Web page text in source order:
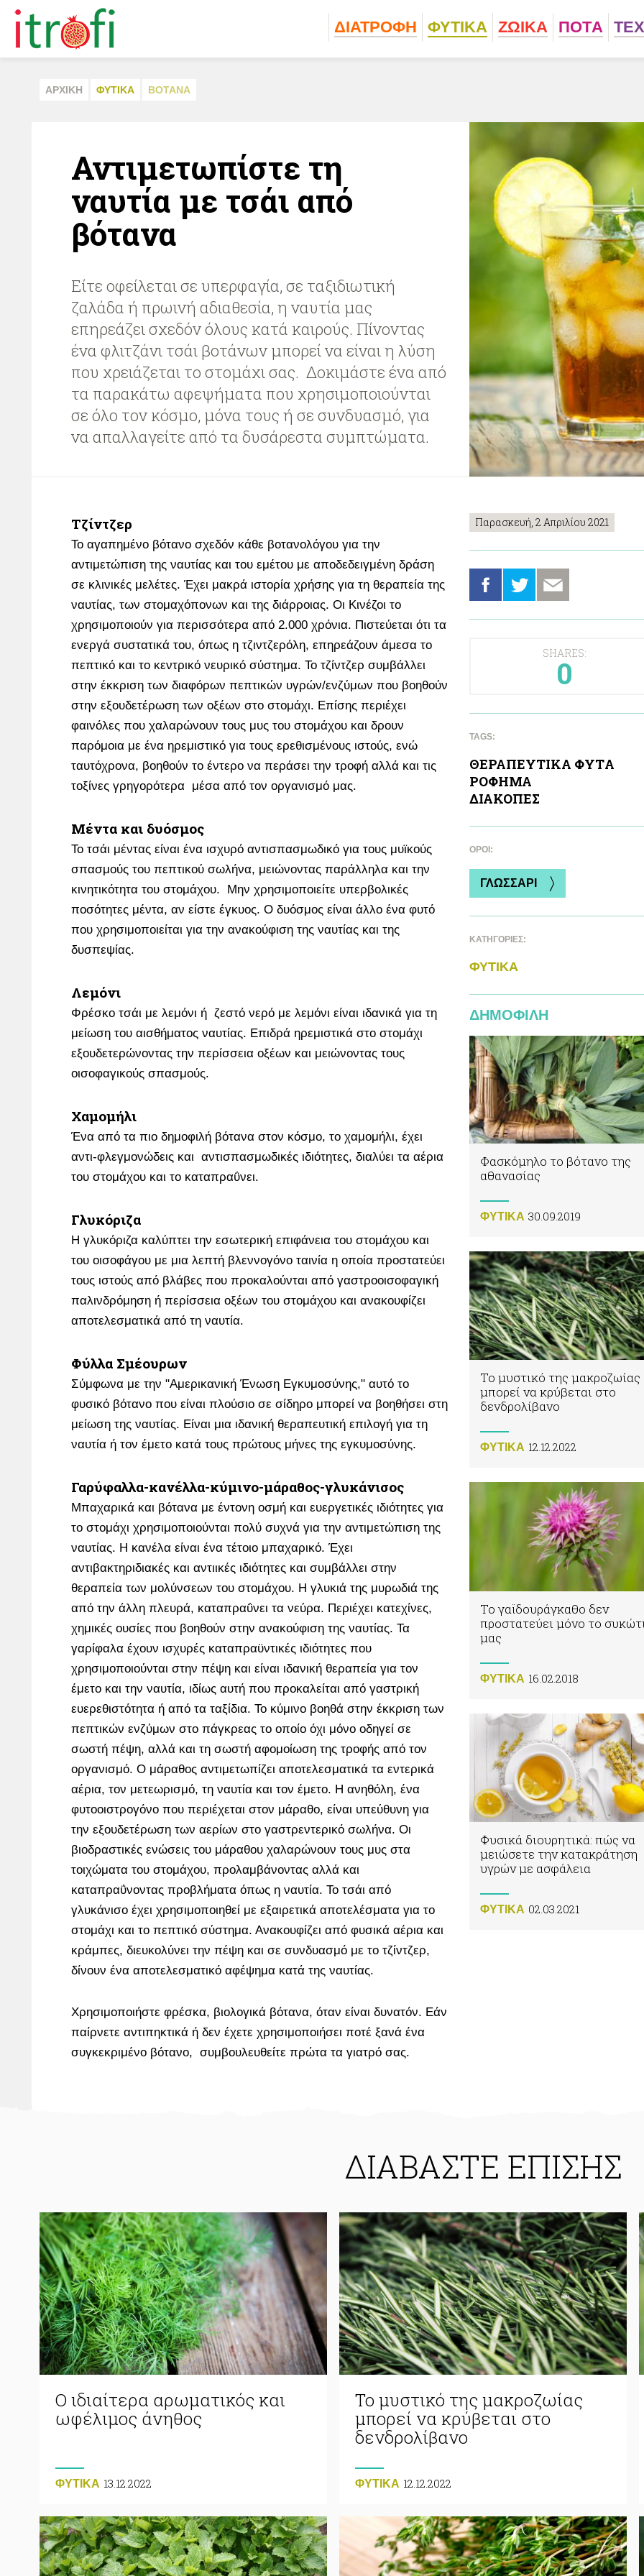
ΔΙΑΤΡΟΦΗ ΦΥΤΙΚA ΖΩΙΚA ΠΟΤA
ΑΡΧΙΚΗ ΦΥΤΙΚA ΒΟΤΑΝΑ
Αντιμετωπίστε τη
ναυτία με τσάι από
βότανα
Είτε οφείλεται σε υπερφαγία, σε ταξιδιωτική
ζαλάδα ή πρωινή αδιαθεσία, η ναυτία μας
επηρεάζει σχεδόν όλους κατά καιρούς. Πίνοντας
ένα φλιτζάνι τσάι βοτάνων μπορεί να είναι η λύση
που χρειάζεται το στομάχι σας. Δοκιμάστε ένα από
τα παρακάτω αφεψήματα που χρησιμοποιούνται
σε όλο τον κόσμο, μόνα τους ή σε συνδυασμό, για
να απαλλαγείτε από τα δυσάρεστα συμπτώματα.
Παρασκευή, 2 Απριλίου 2021
SHARES:
0
Τζίντζερ
Το αγαπημένο βότανο σχεδόν κάθε βοτανολόγου για την
αντιμετώπιση της ναυτίας και του εμέτου με αποδεδειγμένη δράση
σε κλινικές μελέτες. Έχει μακρά ιστορία χρήσης για τη θεραπεία της
ναυτίας, των στομαχόπονων και της διάρροιας. Οι Κινέζοι το
χρησιμοποιούν για περισσότερα από 2.000 χρόνια. Πιστεύεται ότι τα
ενεργά συστατικά του, όπως η τζιντζερόλη, επηρεάζουν άμεσα το
πεπτικό και το κεντρικό νευρικό σύστημα. Το τζίντζερ συμβάλλει
στην έκκριση των διαφόρων πεπτικών υγρών/ενζύμων που βοηθούν
στην εξουδετέρωση των οξέων στο στομάχι. Επίσης περιέχει
φαινόλες που χαλαρώνουν τους μυς του στομάχου και δρουν
παρόμοια με ένα ηρεμιστικό για τους ερεθισμένους ιστούς, ενώ
ταυτόχρονα, βοηθούν το έντερο να περάσει την τροφή αλλά και τις
τοξίνες γρηγορότερα μέσα από τον οργανισμό μας.
Μέντα και δυόσμος
Το τσάι μέντας είναι ένα ισχυρό αντισπασμωδικό για τους μυϊκούς
σπασμούς του πεπτικού σωλήνα, μειώνοντας παράλληλα και την
κινητικότητα του στομάχου. Μην χρησιμοποιείτε υπερβολικές
ποσότητες μέντα, αν είστε έγκυος. Ο δυόσμος είναι άλλο ένα φυτό
που χρησιμοποιείται για την ανακούφιση της ναυτίας και της
δυσπεψίας.
Λεμόνι
Φρέσκο τσάι με λεμόνι ή ζεστό νερό με λεμόνι είναι ιδανικά για τη
μείωση του αισθήματος ναυτίας. Επιδρά ηρεμιστικά στο στομάχι
εξουδετερώνοντας την περίσσεια οξέων και μειώνοντας τους
οισοφαγικούς σπασμούς.
Χαμομήλι
Ένα από τα πιο δημοφιλή βότανα στον κόσμο, το χαμομήλι, έχει
αντι-φλεγμονώδεις και αντισπασμωδικές ιδιότητες, διαλύει τα αέρια
του στομάχου και το καταπραΰνει.
Γλυκόριζα
Η γλυκόριζα καλύπτει την εσωτερική επιφάνεια του στομάχου και
του οισοφάγου με μια λεπτή βλεννογόνο ταινία η οποία προστατεύει
τους ιστούς από βλάβες που προκαλούνται από γαστροοισοφαγική
παλινδρόμηση ή περίσσεια οξέων του στομάχου και ανακουφίζει
αποτελεσματικά από τη ναυτία.
Φύλλα Σμέουρων
Σύμφωνα με την "Αμερικανική Ένωση Εγκυμοσύνης," αυτό το
φυσικό βότανο που είναι πλούσιο σε σίδηρο μπορεί να βοηθήσει στη
μείωση της ναυτίας. Είναι μια ιδανική θεραπευτική επιλογή για τη
ναυτία ή τον έμετο κατά τους πρώτους μήνες της εγκυμοσύνης.
Γαρύφαλλα-κανέλλα-κύμινο-μάραθος-γλυκάνισος
Μπαχαρικά και βότανα με έντονη οσμή και ευεργετικές ιδιότητες για
το στομάχι χρησιμοποιούνται πολύ συχνά για την αντιμετώπιση της
ναυτίας. Η κανέλα είναι ένα τέτοιο μπαχαρικό. Έχει
αντιβακτηριδιακές και αντιικές ιδιότητες και συμβάλλει στην
θεραπεία των μολύνσεων του στομάχου. Η γλυκιά της μυρωδιά της
από την άλλη πλευρά, καταπραΰνει τα νεύρα. Περιέχει κατεχίνες,
χημικές ουσίες που βοηθούν στην ανακούφιση της ναυτίας. Τα
γαρίφαλα έχουν ισχυρές καταπραϋντικές ιδιότητες που
χρησιμοποιούνται στην πέψη και είναι ιδανική θεραπεία για τον
έμετο και την ναυτία, ιδίως αυτή που προκαλείται από γαστρική
ευερεθιστότητα ή από τα ταξίδια. Το κύμινο βοηθά στην έκκριση των
πεπτικών ενζύμων στο πάγκρεας το οποίο όχι μόνο οδηγεί σε
σωστή πέψη, αλλά και τη σωστή αφομοίωση της τροφής από τον
οργανισμό. Ο μάραθος αντιμετωπίζει αποτελεσματικά τα εντερικά
αέρια, τον μετεωρισμό, τη ναυτία και τον έμετο. Η ανηθόλη, ένα
φυτοοιστρογόνο που περιέχεται στον μάραθο, είναι υπεύθυνη για
την εξουδετέρωση των αερίων στο γαστρεντερικό σωλήνα. Οι
βιοδραστικές ενώσεις του μάραθου χαλαρώνουν τους μυς στα
τοιχώματα του στομάχου, προλαμβάνοντας αλλά και
καταπραΰνοντας προβλήματα όπως η ναυτία. Το τσάι από
γλυκάνισο έχει χρησιμοποιηθεί με εξαιρετικά αποτελέσματα για το
στομάχι και το πεπτικό σύστημα. Ανακουφίζει από φυσικά αέρια και
κράμπες, διευκολύνει την πέψη και σε συνδυασμό με το τζίντζερ,
δίνουν ένα αποτελεσματικό αφέψημα κατά της ναυτίας.
Χρησιμοποιήστε φρέσκα, βιολογικά βότανα, όταν είναι δυνατόν. Εάν
παίρνετε αντιπηκτικά ή δεν έχετε χρησιμοποιήσει ποτέ ξανά ένα
συγκεκριμένο βότανο, συμβουλευθείτε πρώτα τα γιατρό σας.
TAGS:
ΘΕΡΑΠΕΥΤΙΚA ΦΥΤA
ΡΟΦΗΜΑ
ΔΙΑΚΟΠΕΣ
ΌΡΟΙ:
ΓΛΩΣΣΑΡΙ
ΚΑΤΗΓΟΡΙΕΣ:
ΦΥΤΙΚA
ΔΗΜΟΦΙΛΗ
Φασκόμηλο το βότανο της
αθανασίας
ΦΥΤΙΚA 30.09.2019
Το μυστικό της μακροζωίας
μπορεί να κρύβεται στο
δενδρολίβανο
ΦΥΤΙΚA 12.12.2022
Το γαϊδουράγκαθο δεν
προστατεύει μόνο το
μας
ΦΥΤΙΚA 16.02.2018
Φυσικά διουρητικά: πώς να
μειώσετε την κατακράτηση
υγρών με ασφάλεια
ΦΥΤΙΚA 02.03.2021
ΔΙΑΒΑΣΤΕ ΕΠΙΣΗΣ
Ο ιδιαίτερα αρωματικός και
ωφέλιμος άνηθος
ΦΥΤΙΚA 13.12.2022
Το μυστικό της μακροζωίας
μπορεί να κρύβεται στο
δενδρολίβανο
ΦΥΤΙΚA 12.12.2022